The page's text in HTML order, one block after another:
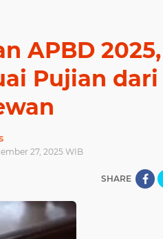
APBD 2025,
Pujian dari
27, 2025 WIB
SHARE